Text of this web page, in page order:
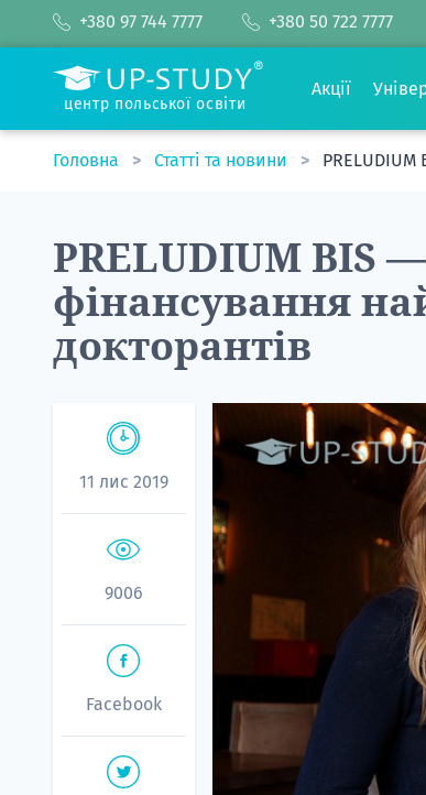
+380 97 744 7777 +380 50 722 7777
центр польської освіти
Акції
Головна Статті та новини
PRELUDIUM BIS
фінансування
докторантів
11 лис 2019
9006
Facebook